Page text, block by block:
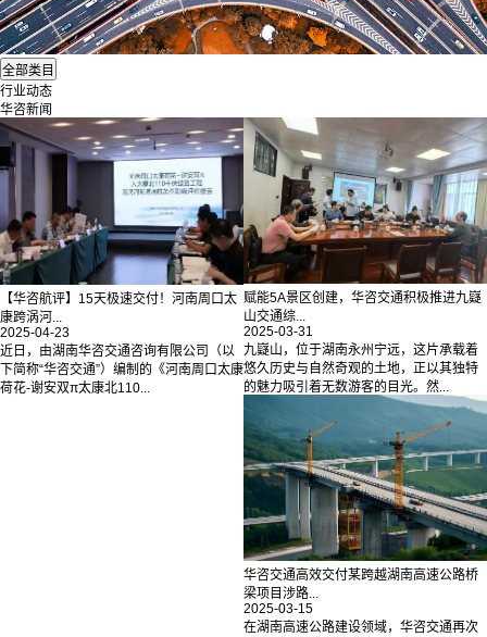
行业动态
华咨新闻
【华咨航评】15天极速交付！河南周口太
康跨涡河...
2025-04-23
近日，由湖南华咨交通咨询有限公司（以
下简称“华咨交通”）编制的《河南周口太康
荷花-谢安双π太康北110...
赋能5A景区创建，华咨交通积极推进九嶷
山交通综...
2025-03-31
九嶷山，位于湖南永州宁远，这片承载着
悠久历史与自然奇观的土地，正以其独特
的魅力吸引着无数游客的目光。然...
华咨交通高效交付某跨越湖南高速公路桥
梁项目涉路...
2025-03-15
在湖南高速公路建设领域，华咨交通再次